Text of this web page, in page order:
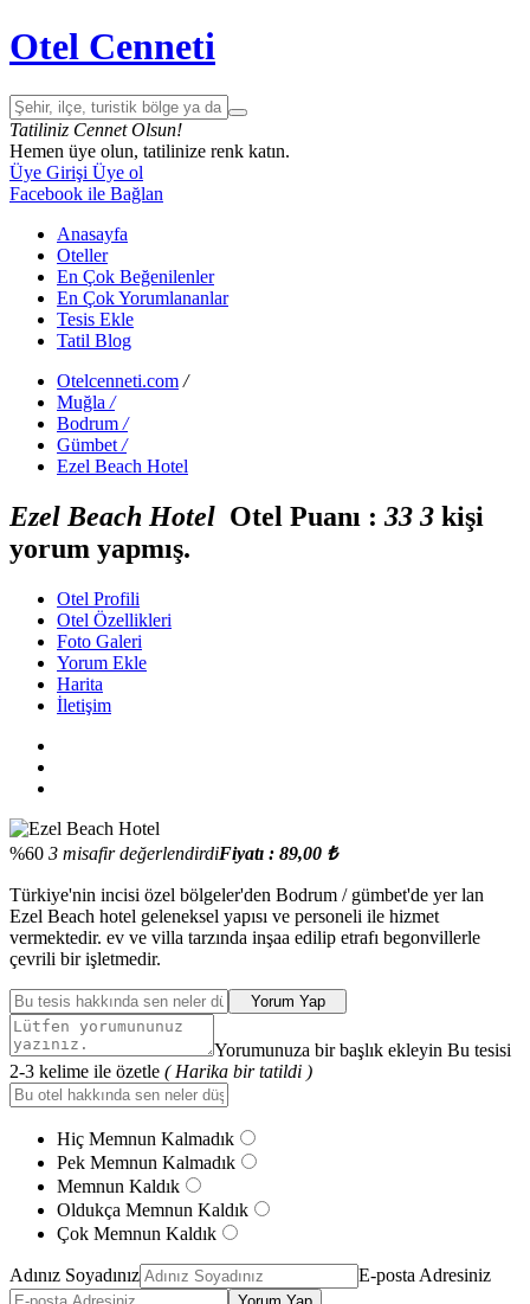
Otel Cenneti
Tatiliniz Cennet Olsun!
Hemen üye olun, tatilinize renk katın.
Üye Girişi Üye ol
Facebook ile Bağlan
Anasayfa
Oteller
En Çok Beğenilenler
En Çok Yorumlananlar
Tesis Ekle
Tatil Blog
Otelcenneti.com /
Muğla /
Bodrum /
Gümbet /
Ezel Beach Hotel
Ezel Beach Hotel Otel Puanı : 33 3 kişi
yorum yapmış.
Otel Profili
Otel Özellikleri
Foto Galeri
Yorum Ekle
Harita
İletişim
%60 3 misafir değerlendirdiFiyatı : 89,00 ₺
Türkiye'nin incisi özel bölgeler'den Bodrum / gümbet'de yer lan
Ezel Beach hotel geleneksel yapısı ve personeli ile hizmet
vermektedir. ev ve villa tarzında inşaa edilip etrafı begonvillerle
çevrili bir işletmedir.
Yorum Yap
Yorumunuza bir başlık ekleyin Bu tesisi
2-3 kelime ile özetle ( Harika bir tatildi )
Hiç Memnun Kalmadık
Pek Memnun Kalmadık
Memnun Kaldık
Oldukça Memnun Kaldık
Çok Memnun Kaldık
Adınız Soyadınız E-posta Adresiniz